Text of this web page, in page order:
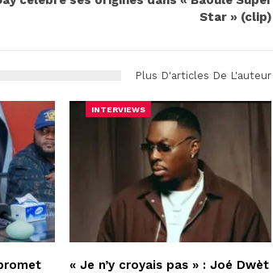
Star » (clip)
Plus D'articles De L'auteur
INTERVIEWS
« Je n’y croyais pas » : Joé Dwèt